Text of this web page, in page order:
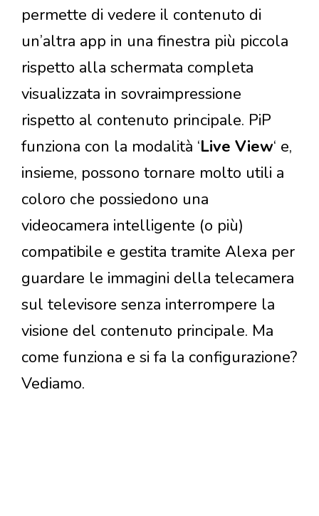
permette di vedere il contenuto di
un’altra app in una finestra più piccola
rispetto alla schermata completa
visualizzata in sovraimpressione
rispetto al contenuto principale. PiP
funziona con la modalità ‘Live View‘ e,
insieme, possono tornare molto utili a
coloro che possiedono una
videocamera intelligente (o più)
compatibile e gestita tramite Alexa per
guardare le immagini della telecamera
sul televisore senza interrompere la
visione del contenuto principale. Ma
come funziona e si fa la configurazione?
Vediamo.